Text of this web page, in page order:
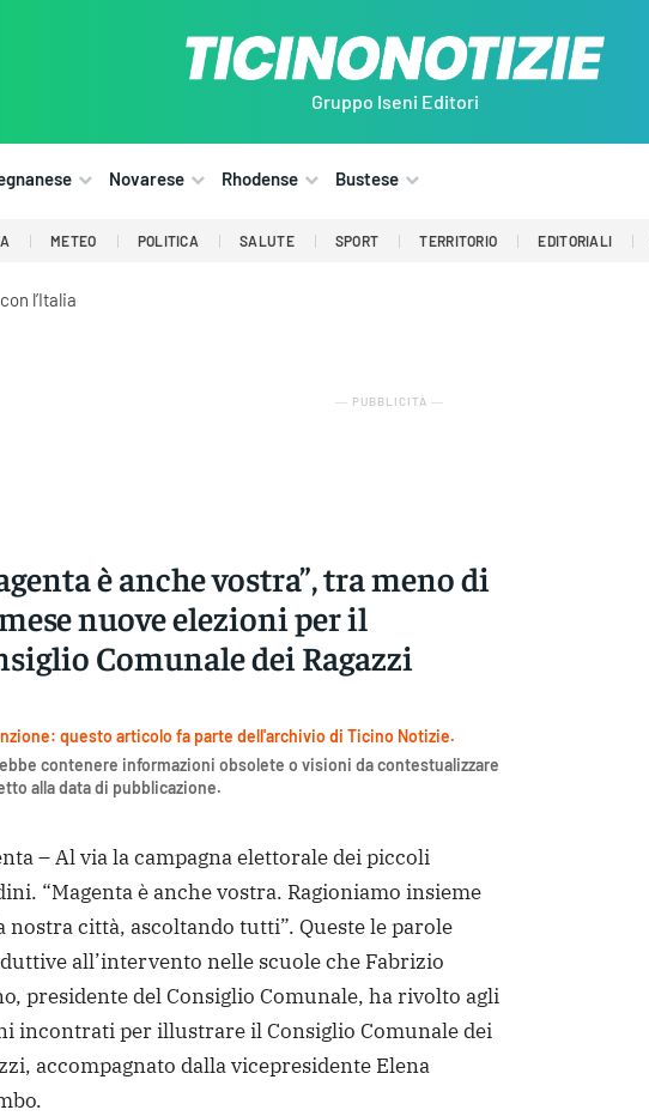
Gruppo Iseni Editori
Novarese Rhodense Bustese
METEO POLITICA SALUTE SPORT TERRITORIO EDITORIALI
l’Italia
― PUBBLICITÀ ―
è anche vostra”, tra meno di
nuove elezioni per il
Comunale dei Ragazzi
questo articolo fa parte dell'archivio di Ticino Notizie.
contenere informazioni obsolete o visioni da contestualizzare
alla data di pubblicazione.
– Al via la campagna elettorale dei piccoli
“Magenta è anche vostra. Ragioniamo insieme
nostra città, ascoltando tutti”. Queste le parole
all’intervento nelle scuole che Fabrizio
presidente del Consiglio Comunale, ha rivolto agli
incontrati per illustrare il Consiglio Comunale dei
accompagnato dalla vicepresidente Elena